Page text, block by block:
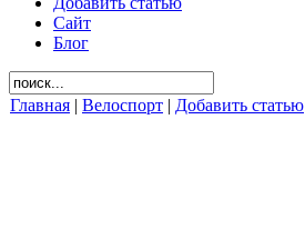
Сайт
Блог
Главная | Велоспорт | Добавить статью